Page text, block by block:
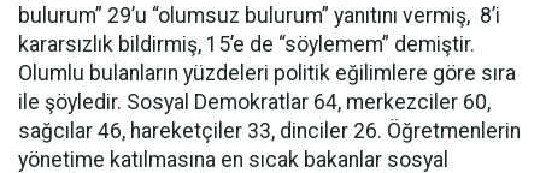
bulurum” 29’u “olumsuz bulurum” yanıtını vermiş, 8’i
kararsızlık bildirmiş, 15’e de “söylemem” demiştir.
Olumlu bulanların yüzdeleri politik eğilimlere göre sıra
ile şöyledir. Sosyal Demokratlar 64, merkezciler 60,
sağcılar 46, hareketçiler 33, dinciler 26. Öğretmenlerin
yönetime katılmasına en sıcak bakanlar sosyal